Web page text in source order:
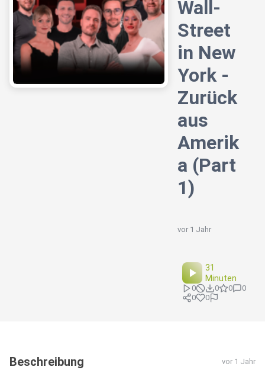
Wall-
Street
in New
York -
Zurück
aus
Amerik
a (Part
1)
vor 1 Jahr
31
Minuten
0 0 0
0
0
0
Beschreibung vor 1 Jahr